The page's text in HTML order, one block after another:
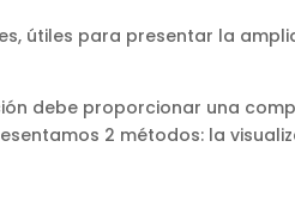
útiles para presentar la
debe proporcionar una
2 métodos: la